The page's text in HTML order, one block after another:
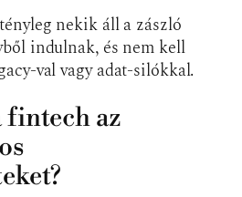
nekik áll a zászló
indulnak, és nem kell
val vagy adat-silókkal.
fintech az